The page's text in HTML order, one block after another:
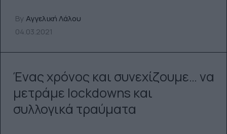
By Αγγελική Λάλου
04.03.2021
Ένας χρόνος και συνεχίζουμε… να
μετράμε lockdowns και
συλλογικά τραύματα